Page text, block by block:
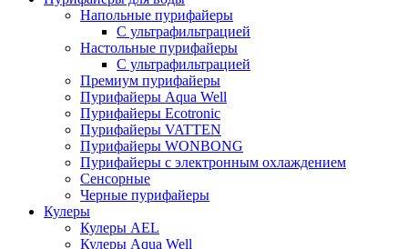
Напольные пурифайеры
С ультрафильтрацией
Настольные пурифайеры
С ультрафильтрацией
Премиум пурифайеры
Пурифайеры Aqua Well
Пурифайеры Ecotronic
Пурифайеры VATTEN
Пурифайеры WONBONG
Пурифайеры с электронным охлаждением
Сенсорные
Черные пурифайеры
Кулеры
Кулеры AEL
Кулеры Aqua Well